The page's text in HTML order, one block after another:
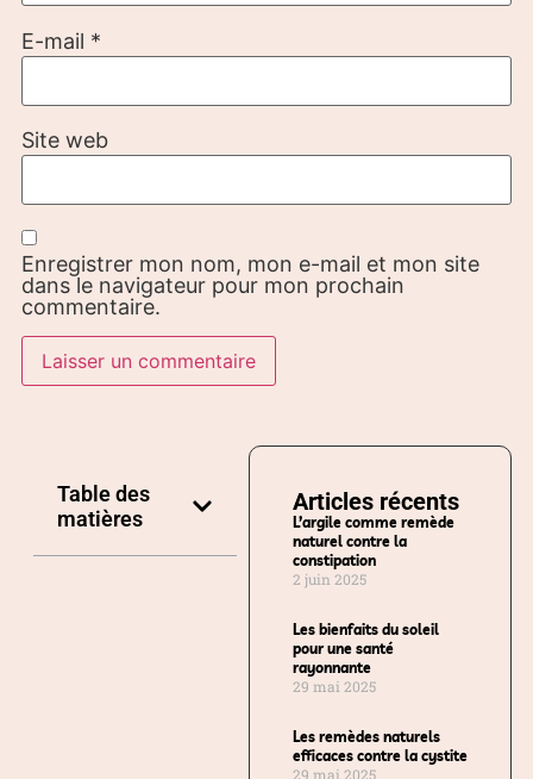
E-mail *
Site web
Enregistrer mon nom, mon e-mail et mon site
dans le navigateur pour mon prochain
commentaire.
Table des
matières
Articles récents
L’argile comme remède
naturel contre la
constipation
2 juin 2025
Les bienfaits du soleil
pour une santé
rayonnante
29 mai 2025
Les remèdes naturels
efficaces contre la cystite
29 mai 2025